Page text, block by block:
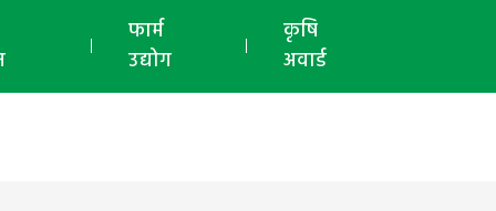
फार्म
उद्योग
कृषि
अवार्ड